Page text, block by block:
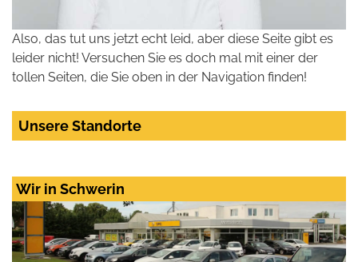
Also, das tut uns jetzt echt leid, aber diese Seite gibt es
leider nicht! Versuchen Sie es doch mal mit einer der
tollen Seiten, die Sie oben in der Navigation finden!
Unsere Standorte
Wir in Schwerin